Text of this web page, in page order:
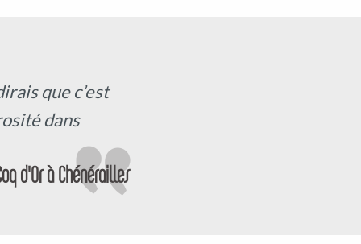
que c’est
dans
d'Or à Chénérailles